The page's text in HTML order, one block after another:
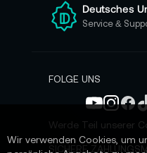
e
n
N
s
e
Deutsches
Service &
FOLGE UNS
Werde Teil unserer
SICHERE
Wir verwenden Cookies, um